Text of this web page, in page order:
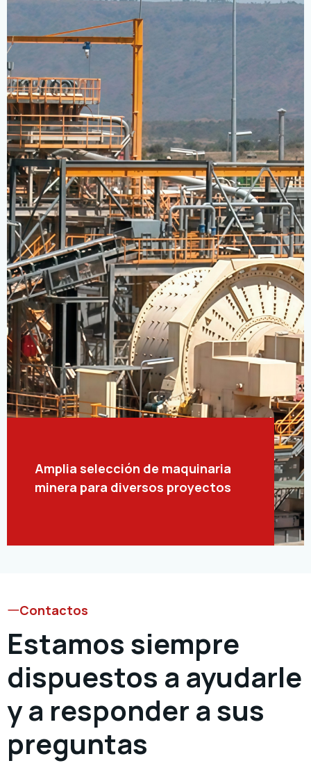
Amplia selección de maquinaria
minera para diversos proyectos
Contactos
Estamos siempre
dispuestos a ayudarle
y a responder a sus
preguntas